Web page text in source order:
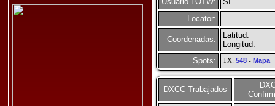
Locator:
Coordenadas:
Latitud:
Longitud:
Spots:
TX: 548- Mapa
DXCC Trabajados